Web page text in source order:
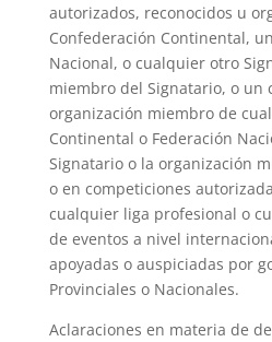
autorizados, reconocidos u
Confederación Continental,
Nacional, o cualquier otro
miembro del Signatario, o un
organización miembro de
Continental o Federación
Signatario o la organización
o en competiciones
cualquier liga profesional o
de eventos a nivel
apoyadas o auspiciadas por
Provinciales o Nacionales.
Aclaraciones en materia de